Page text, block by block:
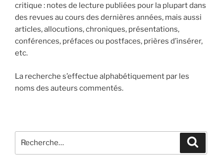
critique : notes de lecture publiées pour la plupart dans
des revues au cours des dernières années, mais aussi
articles, allocutions, chroniques, présentations,
conférences, préfaces ou postfaces, prières d’insérer,
etc.
La recherche s’effectue alphabétiquement par les
noms des auteurs commentés.
pour